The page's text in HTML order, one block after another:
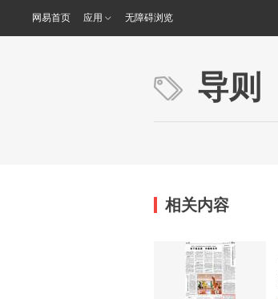
网易首页 应用 无障碍浏览
导则
相关内容